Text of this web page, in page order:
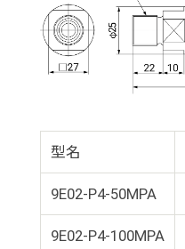
型名
9E02-P4-50MPA
9E02-P4-100MPA